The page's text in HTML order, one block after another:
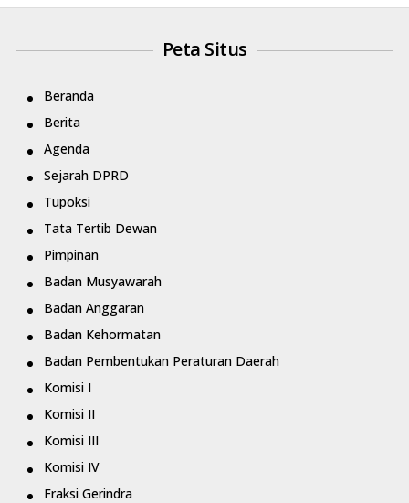
Peta Situs
Beranda
Berita
Agenda
Sejarah DPRD
Tupoksi
Tata Tertib Dewan
Pimpinan
Badan Musyawarah
Badan Anggaran
Badan Kehormatan
Badan Pembentukan Peraturan Daerah
Komisi I
Komisi II
Komisi III
Komisi IV
Fraksi Gerindra